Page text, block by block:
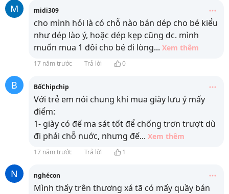
M midi309
cho mình hỏi là có chỗ nào bán dép cho bé kiểu
như dép lào ý, hoặc dép kẹp cũng dc. mình
muốn mua 1 đôi cho bé đi lòng... Xem thêm
17 năm trước Trả lời 0
B BốChipchip
Với trẻ em nói chung khi mua giày lưu ý mấy
điểm:
1- giày có đế ma sát tốt để chống trơn trượt dù
đi phải chỗ nuớc, nhưng đế... Xem thêm
17 năm trước Trả lời 1
N nghécon
Mình thấy trên thương xá tã có mấy quầy bán